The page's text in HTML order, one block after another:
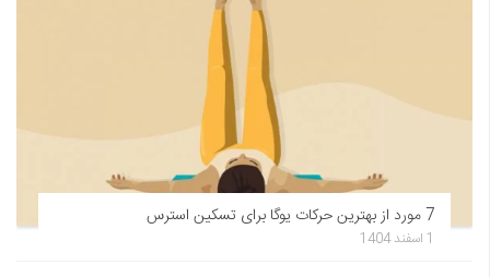
7 مورد از بهترین حرکات یوگا برای تسکین استرس
1 اسفند 1404